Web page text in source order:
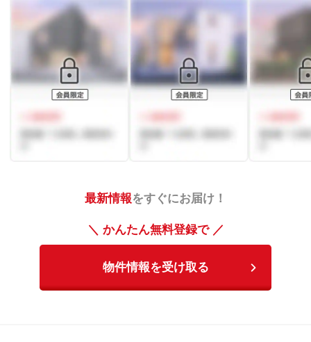
最新情報をすぐにお届け！
＼ かんたん無料登録で ／
物件情報を受け取る